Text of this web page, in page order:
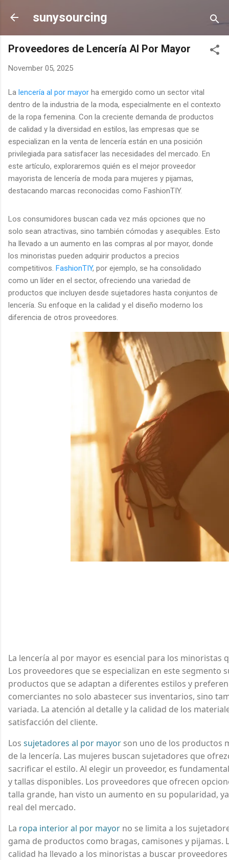
Skip to main content
sunysourcing
Proveedores de Lencería Al Por Mayor
November 05, 2025
La lencería al por mayor ha emergido como un sector vital
dentro de la industria de la moda, especialmente en el contexto
de la ropa femenina. Con la creciente demanda de productos
de calidad y la diversidad en estilos, las empresas que se
especializan en la venta de lencería están en una posición
privilegiada para satisfacer las necesidades del mercado. En
este artículo, exploraremos quién es el mejor proveedor
mayorista de lencería de moda para mujeres y pijamas,
destacando marcas reconocidas como FashionTIY.
Los consumidores buscan cada vez más opciones que no
solo sean atractivas, sino también cómodas y asequibles. Esto
ha llevado a un aumento en las compras al por mayor, donde
los minoristas pueden adquirir productos a precios
competitivos. FashionTIY, por ejemplo, se ha consolidado
como un líder en el sector, ofreciendo una variedad de
productos que incluyen desde sujetadores hasta conjuntos de
lencería. Su enfoque en la calidad y el diseño moderno los
diferencia de otros proveedores.
La lencería al por mayor es esencial para los minoristas
Los proveedores que se especializan en este segmento
productos que se adaptan a diferentes estilos y
comerciantes no solo abastecer sus inventarios, sino
variada. La atención al detalle y la calidad de los
satisfacción del cliente.
Los sujetadores al por mayor son uno de los productos
de la lencería. Las mujeres buscan sujetadores que
sacrificar el estilo. Al elegir un proveedor, es
y tallas disponibles. Los proveedores que ofrecen
talla grande, han visto un aumento en su popularidad,
real del mercado.
La ropa interior al por mayor no se limita a los
gama de productos como bragas, camisones y pijamas.
calidad ha llevado a los minoristas a buscar